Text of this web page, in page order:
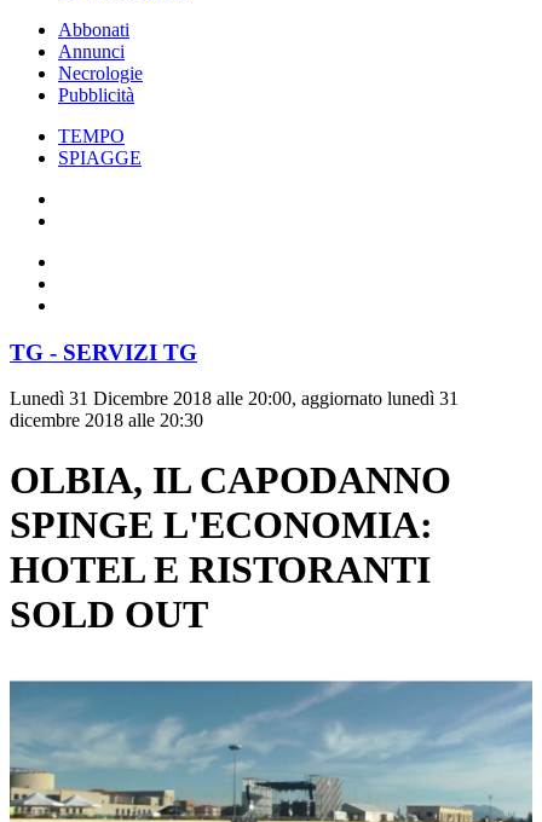
Abbonati
Annunci
Necrologie
Pubblicità
TEMPO
SPIAGGE
TG - SERVIZI TG
Lunedì 31 Dicembre 2018 alle 20:00, aggiornato lunedì 31
dicembre 2018 alle 20:30
OLBIA, IL CAPODANNO
SPINGE L'ECONOMIA:
HOTEL E RISTORANTI
SOLD OUT